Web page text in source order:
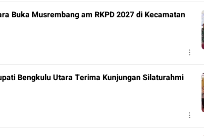
Buka Musrembang am RKPD 2027 di Kecamatan
Bengkulu Utara Terima Kunjungan Silaturahmi